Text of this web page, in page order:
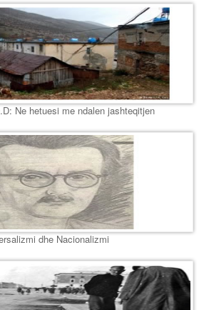
Ne hetuesi me ndalen jashteqitjen
dhe Nacionalizmi